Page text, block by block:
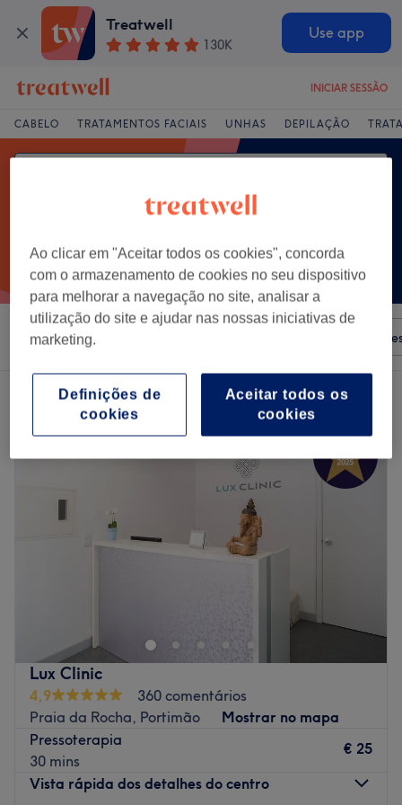
Treatwell
130K
Use app
INICIAR SESSÃO
CABELO TRATAMENTOS FACIAIS UNHAS DEPILAÇÃO
Ordenar por Ofertas
Um centro que oferece:pressoterapia em Alvor, Distrito de Faro
Lux Clinic
4,9
360 comentários
Praia da Rocha, Portimão
Mostrar no mapa
Pressoterapia
30 mins
€ 25
Vista rápida dos detalhes do centro
Ao clicar em "Aceitar todos os cookies", concorda
com o armazenamento de cookies no seu dispositivo
para melhorar a navegação no site, analisar a
utilização do site e ajudar nas nossas iniciativas de
marketing.
Aceitar todos os
cookies
Definições de
cookies